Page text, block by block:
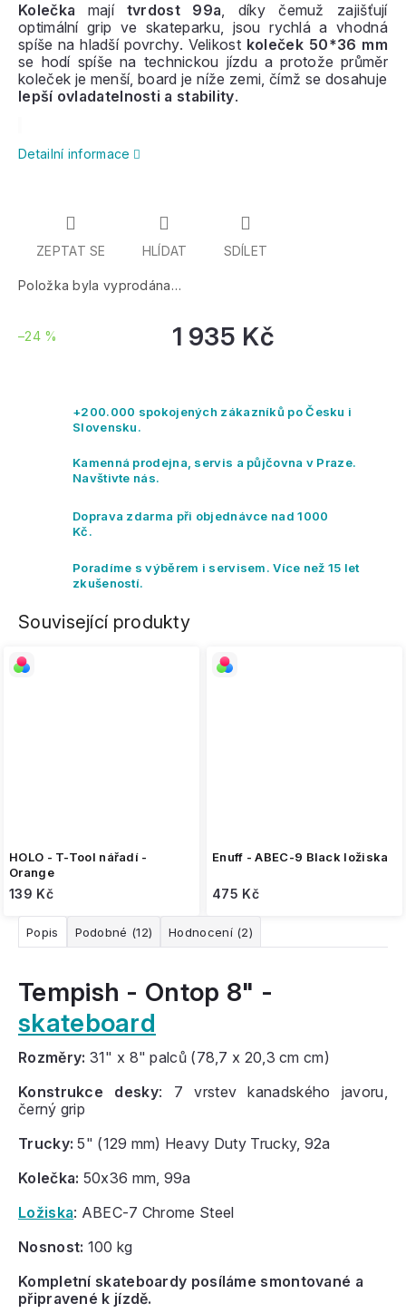
–24 % 1 935 Kč
Položka byla vyprodána…
Kolečka mají tvrdost 99a, díky čemuž zajišťují
optimální grip ve skateparku, jsou rychlá a vhodná
spíše na hladší povrchy. Velikostkoleček 50*36 mm
se hodí spíše na technickou jízdu a protože průměr
koleček je menší, board je níže zemi, čímž se dosahuje
lepší ovladatelnosti a stability.
Detailní informace
ZEPTAT SE HLÍDAT SDÍLET
+200.000 spokojených zákazníků po Česku i
Slovensku.
Kamenná prodejna, servis a půjčovna v Praze.
Navštivte nás.
Doprava zdarma při objednávce nad 1000
Kč.
Poradíme s výběrem i servisem. Více než 15 let
zkušeností.
Související produkty
HOLO - T-Tool nářadí -
Orange
139 Kč
Enuff - ABEC-9 Black ložiska
475 Kč
Popis Podobné (12) Hodnocení (2)
Tempish - Ontop 8" -
skateboard
Rozměry: 31" x 8" palců (78,7 x 20,3 cm cm)
Konstrukce desky: 7 vrstev kanadského javoru,
černý grip
Trucky: 5" (129 mm) Heavy Duty Trucky, 92a
Kolečka: 50x36 mm, 99a
Ložiska: ABEC-7 Chrome Steel
Nosnost: 100 kg
Kompletní skateboardy posíláme smontované a
připravené k jízdě.